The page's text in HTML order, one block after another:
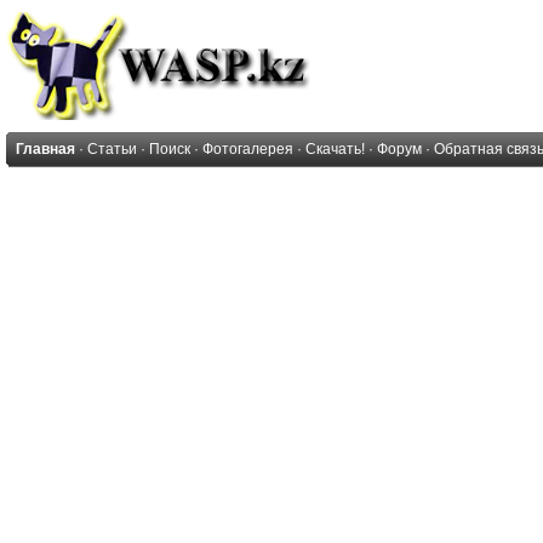
Главная · Статьи · Поиск · Фотогалерея · Скачать! · Форум · Обратная связь